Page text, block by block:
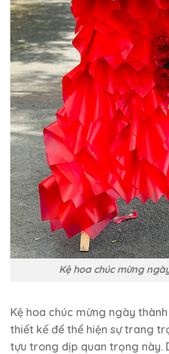
Kệ hoa chúc mừng
Kệ hoa chúc mừng ngày
thiết kế để thể hiện sự trang
tựu trong dịp quan trọng này.